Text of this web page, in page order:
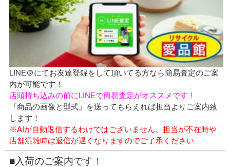
LINE＠にてお友達登録をして頂いてる方なら簡易査定のご案
内が可能です！
店頭持ち込みの前にLINEで簡易査定がオススメです！
『商品の画像と型式』を送ってもらえれば担当よりご案内致
します！
※AIが自動返信するわけではございません。担当が不在時や
店舗混雑時は返信が遅くなりますのでご了承ください
■入荷のご案内です！